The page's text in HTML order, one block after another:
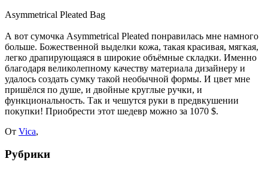
Asymmetrical Pleated Bag
А вот сумочка Asymmetrical Pleated понравилась мне намного
больше. Божественной выделки кожа, такая красивая, мягкая,
легко драпирующаяся в широкие объёмные складки. Именно
благодаря великолепному качеству материала дизайнеру и
удалось создать сумку такой необычной формы. И цвет мне
пришёлся по душе, и двойные круглые ручки, и
функциональность. Так и чешутся руки в предвкушении
покупки! Приобрести этот шедевр можно за 1070 $.
От Vica,
Рубрики